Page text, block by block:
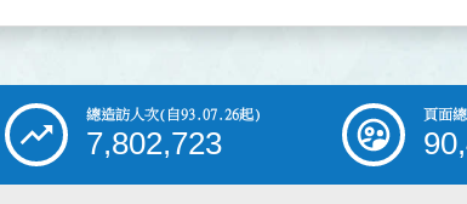
總造訪人次(自93.07.26起)
7,802,723
頁面